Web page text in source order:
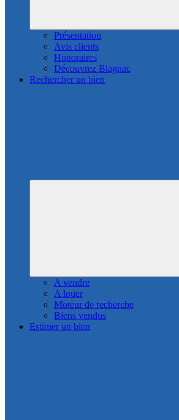
Présentation
Avis clients
Honoraires
Découvrez Blagnac
Rechercher un bien
A vendre
A louer
Moteur de recherche
Biens vendus
Estimer un bien